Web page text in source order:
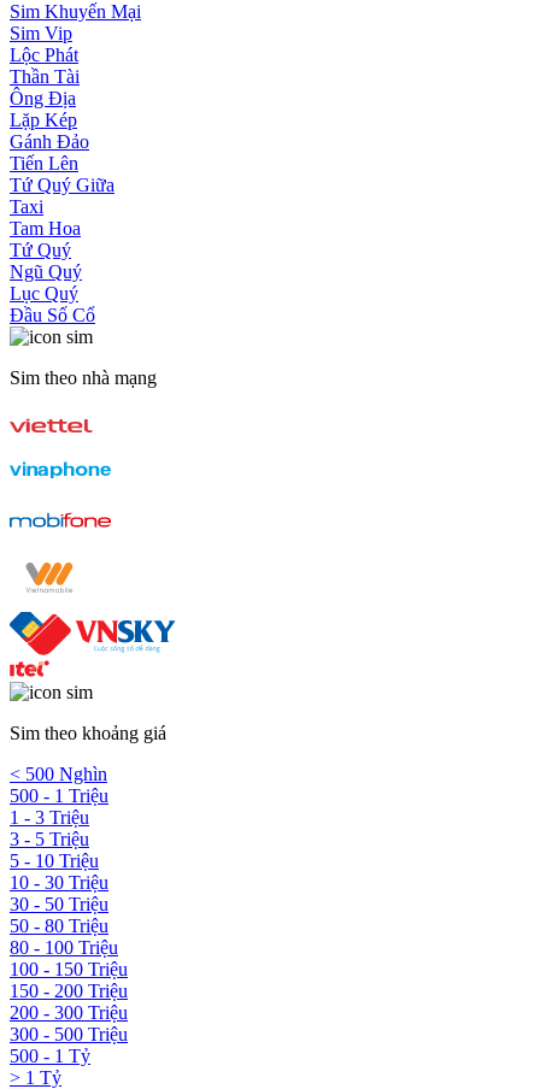
Sim Khuyến Mại
Sim Vip
Lộc Phát
Thần Tài
Ông Địa
Lặp Kép
Gánh Đảo
Tiến Lên
Tứ Quý Giữa
Taxi
Tam Hoa
Tứ Quý
Ngũ Quý
Lục Quý
Đầu Số Cổ
Sim theo nhà mạng
Sim theo khoảng giá
< 500 Nghìn
500 - 1 Triệu
1 - 3 Triệu
3 - 5 Triệu
5 - 10 Triệu
10 - 30 Triệu
30 - 50 Triệu
50 - 80 Triệu
80 - 100 Triệu
100 - 150 Triệu
150 - 200 Triệu
200 - 300 Triệu
300 - 500 Triệu
500 - 1 Tỷ
> 1 Tỷ